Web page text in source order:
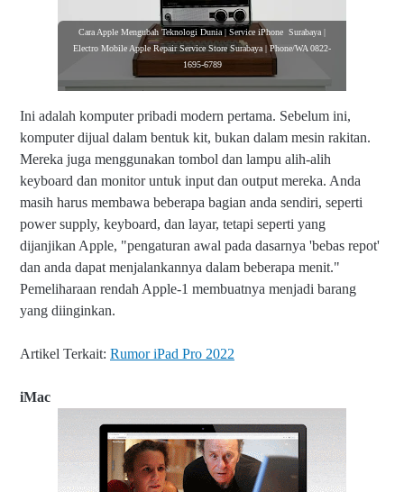
Cara Apple Mengubah Teknologi Dunia | Service iPhone Surabaya |
Electro Mobile Apple Repair Service Store Surabaya | Phone/WA 0822-
1695-6789
Ini adalah komputer pribadi modern pertama. Sebelum ini,
komputer dijual dalam bentuk kit, bukan dalam mesin rakitan.
Mereka juga menggunakan tombol dan lampu alih-alih
keyboard dan monitor untuk input dan output mereka. Anda
masih harus membawa beberapa bagian anda sendiri, seperti
power supply, keyboard, dan layar, tetapi seperti yang
dijanjikan Apple, "pengaturan awal pada dasarnya 'bebas repot'
dan anda dapat menjalankannya dalam beberapa menit."
Pemeliharaan rendah Apple-1 membuatnya menjadi barang
yang diinginkan.
Artikel Terkait: Rumor iPad Pro 2022
iMac